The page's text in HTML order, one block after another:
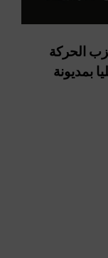
الحركة
بمديونة